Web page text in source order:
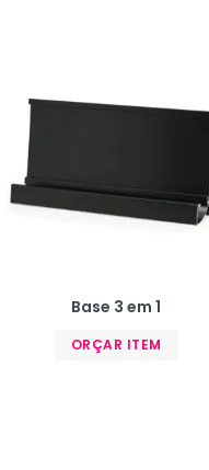
Base 3 em 1
ORÇAR ITEM